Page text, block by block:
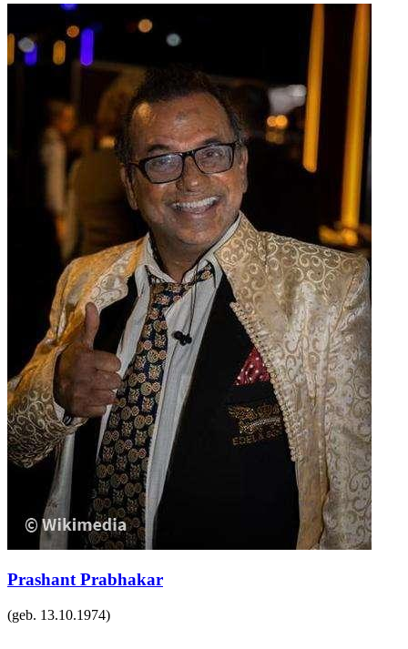
Prashant Prabhakar
(geb. 13.10.1974)